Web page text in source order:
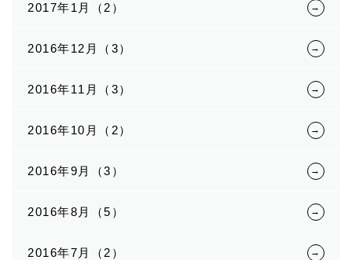
2017年1月（2）
2016年12月（3）
2016年11月（3）
2016年10月（2）
2016年9月（3）
2016年8月（5）
2016年7月（2）